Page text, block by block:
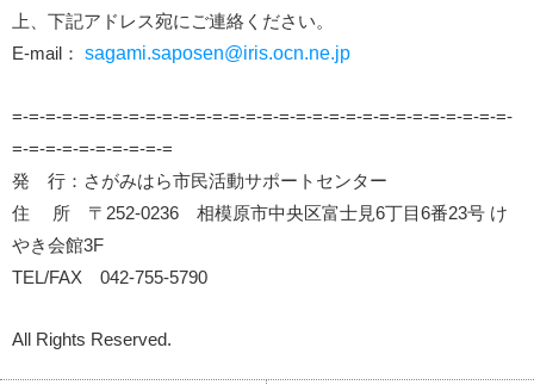
上、下記アドレス宛にご連絡ください。
E-mail： sagami.saposen@iris.ocn.ne.jp
=-=-=-=-=-=-=-=-=-=-=-=-=-=-=-=-=-=-=-=-=-=-=-=-=-=-=-=-=-=-
=-=-=-=-=-=-=-=-=-=
発 行：さがみはら市民活動サポートセンター
住 所 〒252-0236 相模原市中央区富士見6丁目6番23号 け
やき会館3F
TEL/FAX 042-755-5790
All Rights Reserved.